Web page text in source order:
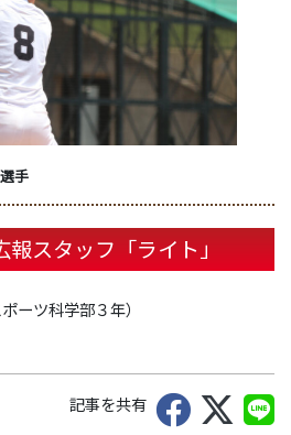
手
スタッフ「ライト」
ーツ科学部３年）
記事を共有